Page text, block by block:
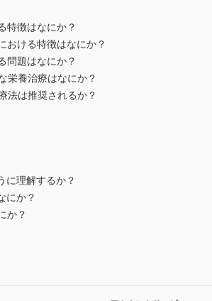
特徴はなにか？
おける特徴はなにか？
問題はなにか？
栄養治療はなにか？
法は推奨されるか？
に理解するか？
にか？
か？